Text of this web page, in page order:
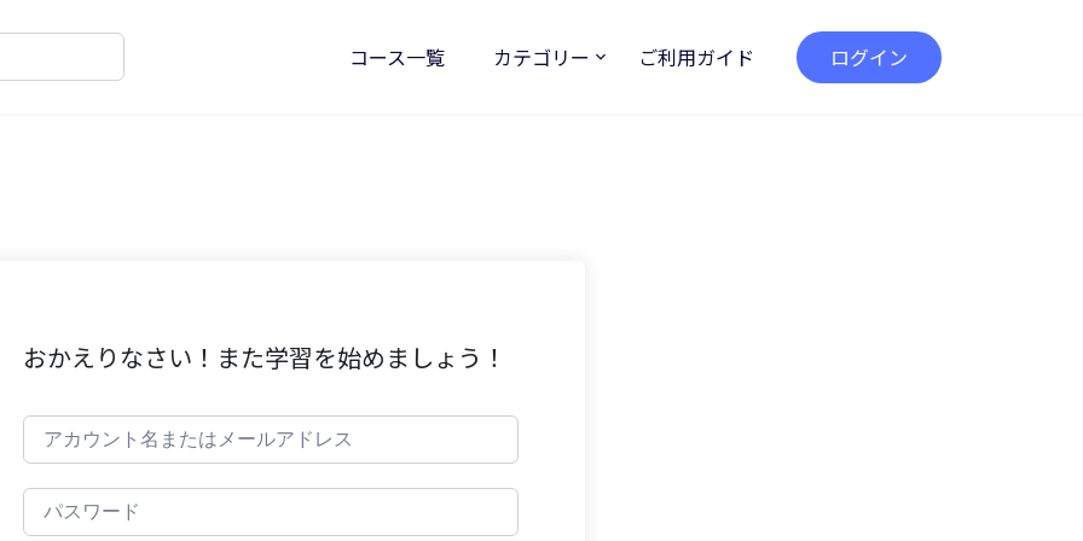
コース一覧 カテゴリー ご利用ガイド ログイン
おかえりなさい！また学習を始めましょう！